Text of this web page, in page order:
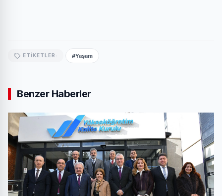
ETIKETLER: #Yaşam
Benzer Haberler